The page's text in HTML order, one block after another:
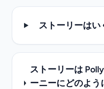
ストーリーはい
ストーリーは
ーニーにどのよ